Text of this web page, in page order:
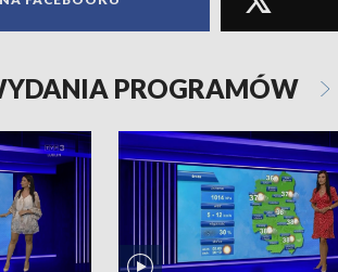
PROGRAMÓW